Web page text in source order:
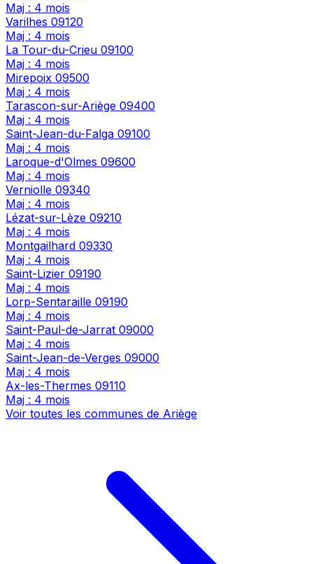
Maj : 4 mois
Varilhes 09120
Maj : 4 mois
La Tour-du-Crieu 09100
Maj : 4 mois
Mirepoix 09500
Maj : 4 mois
Tarascon-sur-Ariège 09400
Maj : 4 mois
Saint-Jean-du-Falga 09100
Maj : 4 mois
Laroque-d'Olmes 09600
Maj : 4 mois
Verniolle 09340
Maj : 4 mois
Lézat-sur-Lèze 09210
Maj : 4 mois
Montgailhard 09330
Maj : 4 mois
Saint-Lizier 09190
Maj : 4 mois
Lorp-Sentaraille 09190
Maj : 4 mois
Saint-Paul-de-Jarrat 09000
Maj : 4 mois
Saint-Jean-de-Verges 09000
Maj : 4 mois
Ax-les-Thermes 09110
Maj : 4 mois
Voir toutes les communes de Ariège